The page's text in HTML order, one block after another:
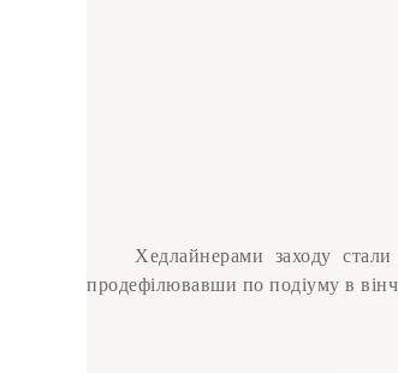
Хедлайнерами заходу
продефілювавши по подіуму в